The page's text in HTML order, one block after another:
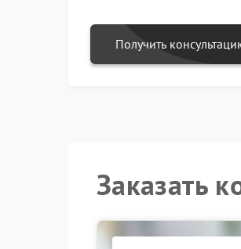
Получить
Заказать